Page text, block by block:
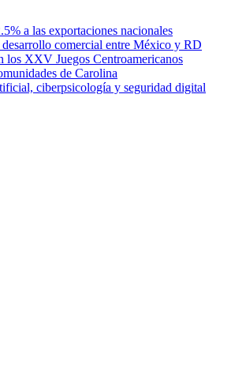
a las exportaciones nacionales
comercial entre México y RD
los XXV Juegos Centroamericanos
de Carolina
ciberpsicología y seguridad digital